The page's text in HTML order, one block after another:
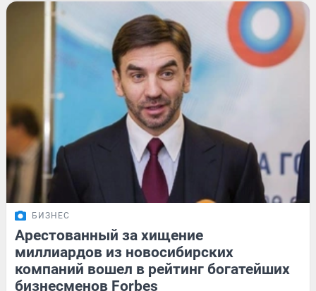
БИЗНЕС
Арестованный за хищение
миллиардов из новосибирских
компаний вошел в рейтинг богатейших
бизнесменов Forbes